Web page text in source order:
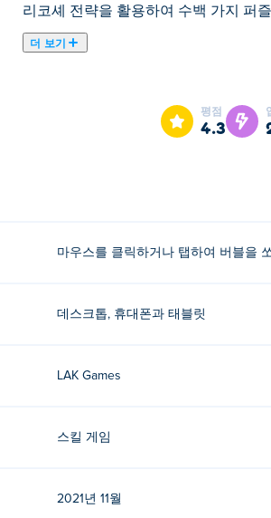
리코셰 전략을 활용하여 수백 가지 퍼
더 보기
있습니다. Bubble Shooter은(는) 엄선된
평점
4.3
마우스를 클릭하거나 탭하여 버블을
데스크톱, 휴대폰과 태블릿
LAK Games
스킬 게임
2021년 11월